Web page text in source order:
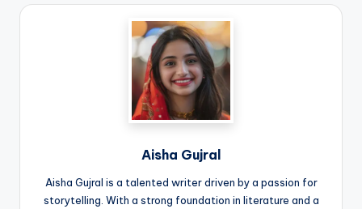
Aisha Gujral
Aisha Gujral is a talented writer driven by a passion for
storytelling. With a strong foundation in literature and a